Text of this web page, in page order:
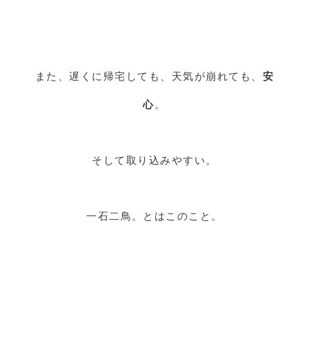
また、遅くに帰宅しても、天気が崩れても、 安
心。
そして取り込みやすい。
一石二鳥。とはこのこと。